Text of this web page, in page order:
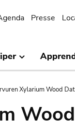
Presse
Xylarium Wood